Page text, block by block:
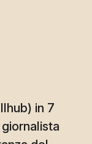
in 7